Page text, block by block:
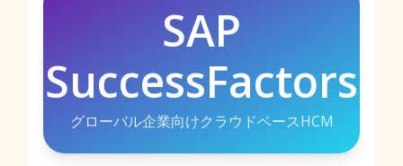
SAP
SuccessFactors
グローバル企業向けクラウドベースHCM